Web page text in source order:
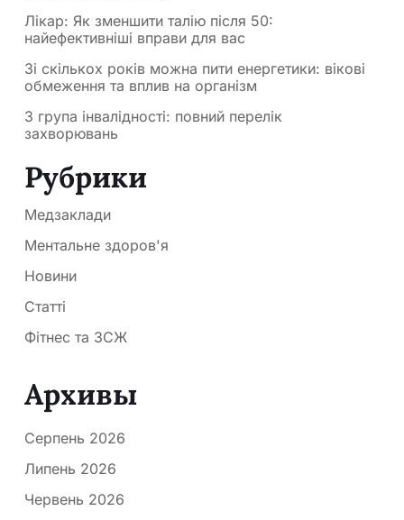
Лікар: Як зменшити талію після 50:
найефективніші вправи для вас
Зі скількох років можна пити енергетики: вікові
обмеження та вплив на організм
3 група інвалідності: повний перелік
захворювань
Рубрики
Медзаклади
Ментальне здоров'я
Новини
Статті
Фітнес та ЗСЖ
Архивы
Серпень 2026
Липень 2026
Червень 2026